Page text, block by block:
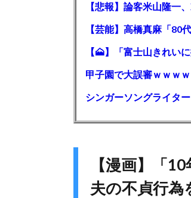
【悲報】論客米山隆
甲子園で大誤審ｗｗｗ
【漫画】「
夫の不貞行為